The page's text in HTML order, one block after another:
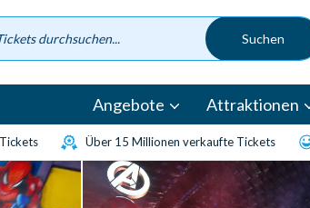
Angebote Attraktionen
Über 15 Millionen verkaufte Tickets